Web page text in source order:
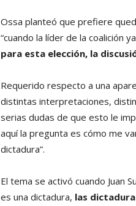
Ossa planteó que prefiere
“cuando la líder de la coalición
para esta elección, la
Requerido respecto a una
distintas interpretaciones,
serias dudas de que esto le
aquí la pregunta es cómo me
dictadura”.
El tema se activó cuando Juan
es una dictadura, las